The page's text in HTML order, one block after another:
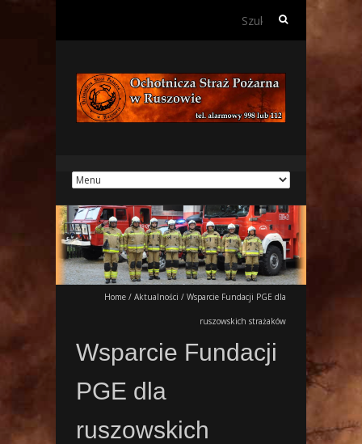
Szukaj:
Home / Aktualności / Wsparcie Fundacji PGE dla
ruszowskich strażaków
Wsparcie Fundacji
PGE dla
ruszowskich